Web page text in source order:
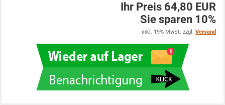
Ihr Preis 64,80 EUR
Sie sparen 10%
inkl. 19% MwSt. zzgl. Versand